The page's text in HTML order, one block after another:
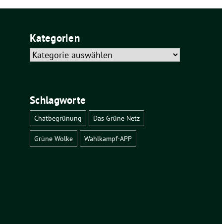
Kategorien
Kategorien
Schlagworte
Chatbegrünung Das Grüne Netz
Grüne Wolke Wahlkampf-APP